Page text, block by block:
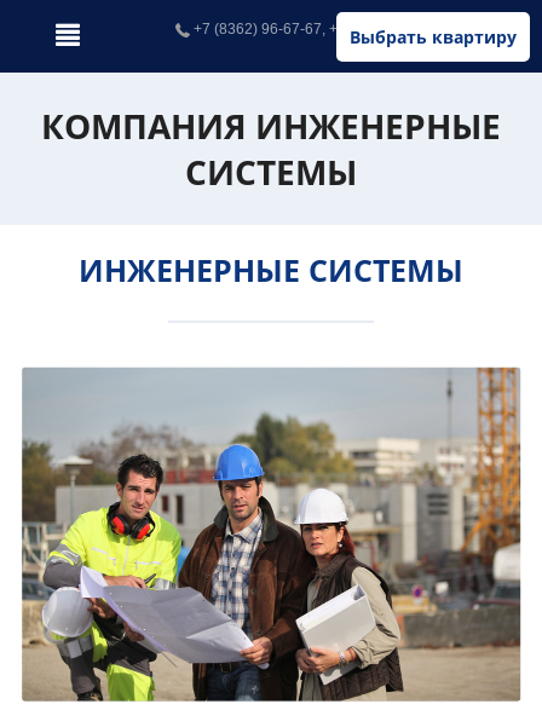
Выбрать квартиру
+7 (8362) 96-67-67, +7 (902) 326-67-67
КОМПАНИЯ ИНЖЕНЕРНЫЕ
СИСТЕМЫ
ИНЖЕНЕРНЫЕ СИСТЕМЫ